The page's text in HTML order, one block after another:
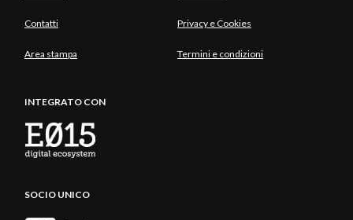
Contatti Privacy e Cookies
Area stampa Termini e condizioni
INTEGRATO CON
SOCIO UNICO